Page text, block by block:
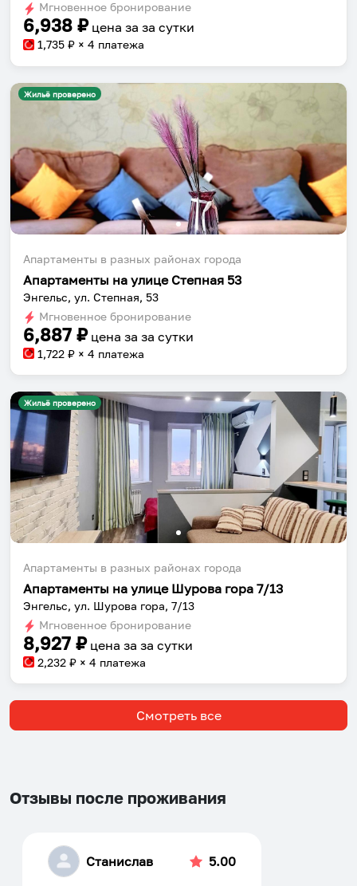
Мгновенное бронирование
6,938 ₽ цена за за сутки
1,735 ₽ × 4 платежа
Жильё проверено
Апартаменты в разных районах города
Апартаменты на улице Степная 53
Энгельс, ул. Степная, 53
Мгновенное бронирование
6,887 ₽ цена за за сутки
1,722 ₽ × 4 платежа
Жильё проверено
Апартаменты в разных районах города
Апартаменты на улице Шурова гора 7/13
Энгельс, ул. Шурова гора, 7/13
Мгновенное бронирование
8,927 ₽ цена за за сутки
2,232 ₽ × 4 платежа
Смотреть все
Отзывы после проживания
Станислав 5.00